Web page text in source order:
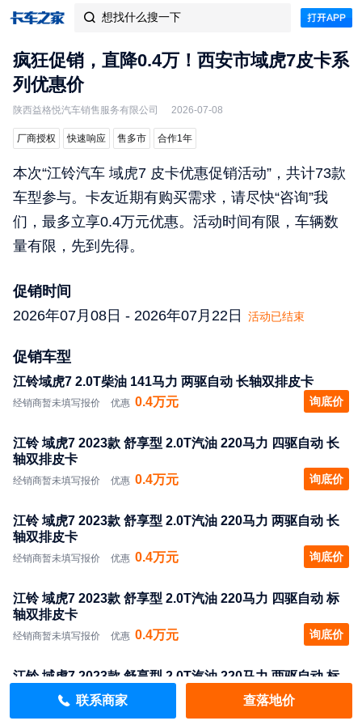
 想找什么搜一下
疯狂促销，直降0.4万！西安市域虎7皮卡系
列优惠价
陕西益格悦汽车销售服务有限公司 2026-07-08
厂商授权 快速响应 售多市 合作1年
本次“江铃汽车 域虎7 皮卡优惠促销活动”，共计73款
车型参与。卡友近期有购买需求，请尽快“咨询”我
们，最多立享0.4万元优惠。活动时间有限，车辆数
量有限，先到先得。
促销时间
2026年07月08日 - 2026年07月22日
活动已结束
促销车型
江铃域虎7 2.0T柴油 141马力 两驱自动 长轴双排皮卡
经销商暂未填写报价 优惠 0.4万元 询底价
江铃 域虎7 2023款 舒享型 2.0T汽油 220马力 四驱自动 长
轴双排皮卡
经销商暂未填写报价 优惠 0.4万元 询底价
江铃 域虎7 2023款 舒享型 2.0T汽油 220马力 两驱自动 长
轴双排皮卡
经销商暂未填写报价 优惠 0.4万元 询底价
江铃 域虎7 2023款 舒享型 2.0T汽油 220马力 四驱自动 标
轴双排皮卡
经销商暂未填写报价 优惠 0.4万元 询底价
江铃 域虎7 2023款 舒享型 2.0T汽油 220马力 两驱自动 标
轴双排皮卡
联系商家 查落地价